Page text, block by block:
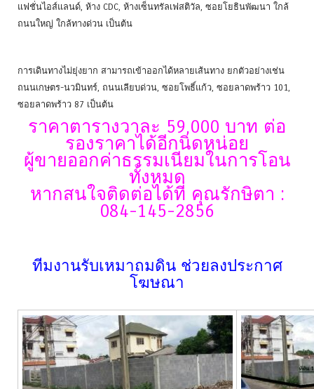
แฟชั่นไอส์แลนด์, ห้าง CDC, ห้างเซ็นทรัลเฟสติวัล, ซอยโยธินพัฒนา ใกล้
ถนนใหญ่ ใกล้ทางด่วน เป็นต้น
การเดินทางไม่ยุ่งยาก สามารถเข้าออกได้หลายเส้นทาง ยกตัวอย่างเช่น
ถนนเกษตร-นวมินทร์, ถนนเลียบด่วน, ซอยโพธิ์แก้ว, ซอยลาดพร้าว 101,
ซอยลาดพร้าว 87 เป็นต้น
ราคาตารางวาละ 59,000 บาท ต่อ
รองราคาได้อีกนิดหน่อย
ผู้ขายออกค่าธรรมเนียมในการโอน
ทั้งหมด
หากสนใจติดต่อได้ที่ คุณรักษิตา :
084-145-2856
ทีมงานรับเหมาถมดิน ช่วยลงประกาศ
โฆษณา